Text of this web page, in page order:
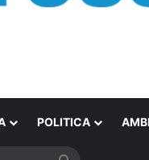
POLITICA